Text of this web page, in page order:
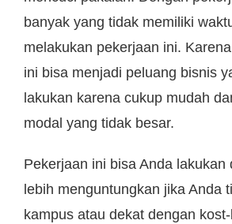
banyak yang tidak memiliki
melakukan pekerjaan ini.
ini bisa menjadi peluang bisnis
lakukan karena cukup mudah
modal yang tidak besar.
Pekerjaan ini bisa Anda lakukan
lebih menguntungkan jika Anda
kampus atau dekat dengan